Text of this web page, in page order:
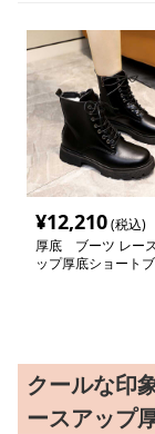
¥12,210(税込)
厚底 ブーツ レー
ップ厚底ショート
クールな印
ースアップ